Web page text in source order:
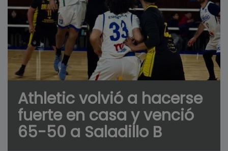
Athletic volvió a hacerse
fuerte en casa y venció
65-50 a Saladillo B